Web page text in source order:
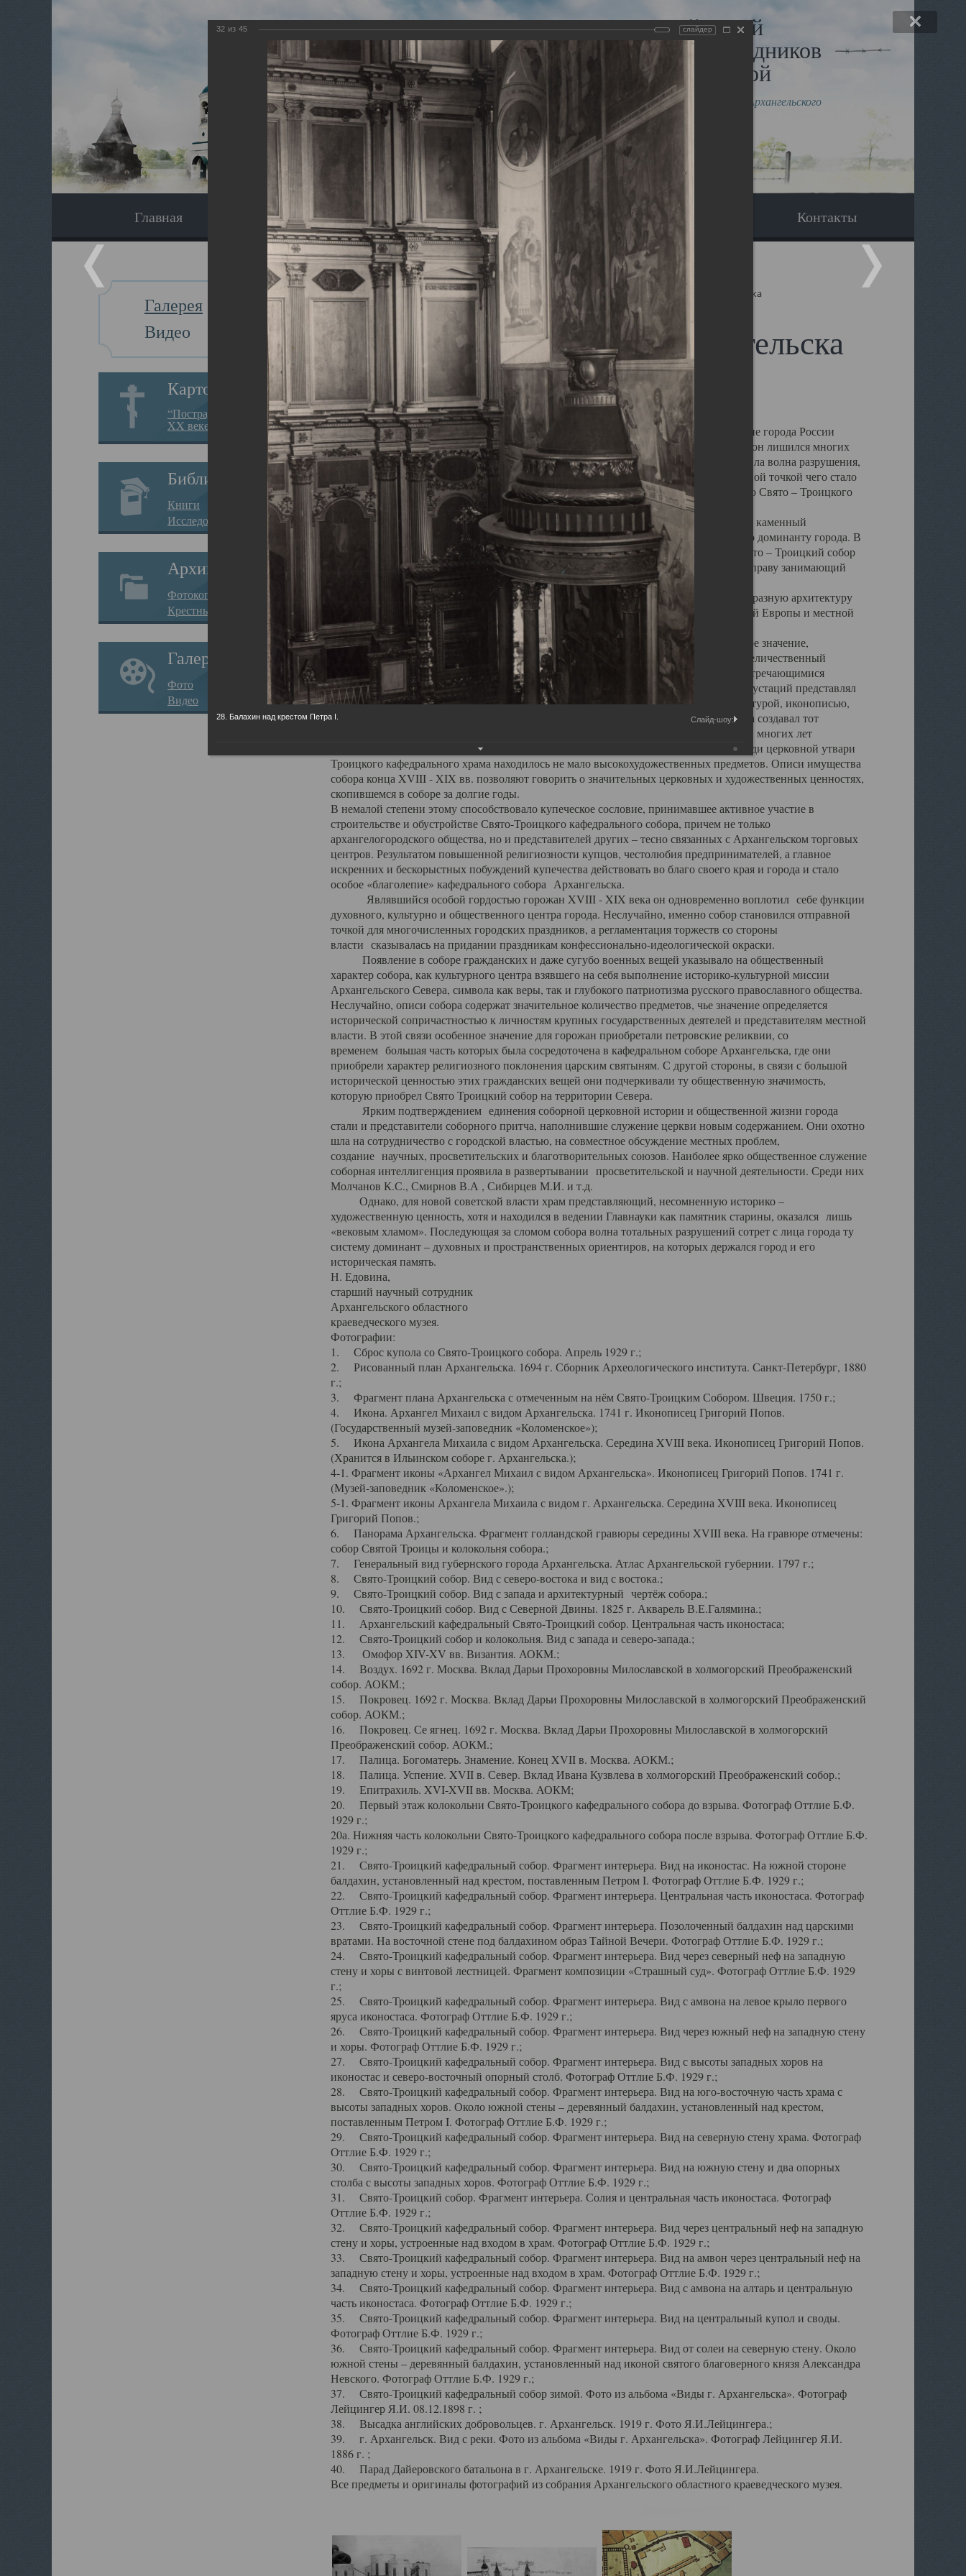
Виртуальный музей
Новомучеников и исповедников
Земли Архангельской
Сайт создан по благословлению митрополита Архангельского
и Холмогорского Даниила
Главная Экскурсия Наследники Вопрос-ответ Контакты
Галерея
Видео
Картотека
“Пострадавшие за веру в
XX веке на Севере”
Библиотека
Книги
Исследования
Архив
Фотокопии дел
Крестные ходы
Галерея
Фото
Видео
Главная Галерея Храмы-мученики Архангельска Свято-Троицкий собор Архангельска
Свято-Троицкий собор Архангельска
Свято-Троицкий собор Архангельска
23.12.2015
Сегодня мы можем говорить, что Архангельск в большей мере, чем другие губернские города России
пострадал от целенаправленных систематических разрушений, в результате которых он лишился многих
выдающихся памятников архитектуры. Больше всего по старому Архангельску ударила волна разрушения,
вызванная борьбой с религией, набравшая особую силу в конце 20 –х годов. Отправной точкой чего стало
разрушение православного центра архангельской губернии - ансамбля кафедрального Свято – Троицкого
собора Архангельска.
Возникнув в начале XVIII века в центре Архангельска, величественный каменный
двухэтажный Троицкий собор, сразу превратился в зрительную и градостроительную доминанту города. В
XVIII веке по масштабам ему не было равных на Севере. Вплоть до разрушения Свято – Троицкий собор
оставался самым высоким и значительным из городских строений Архангельска, по праву занимающий
второе место, после гостиных дворов, в градостроительной картине Архангельска.
Один из самых больших и светлых соборов России воплотил в себе яркую и своеобразную архитектуру
портового города с отраженными в ней архитектурными течениями России, Западной Европы и местной
архангелогородской школы церковного зодчества.
Масштабность, благолепие и богатство собора, вполне оправдывали его кафедральное значение,
заслуженно выделяя из многочисленных культовых построек города. Обширный и величественный
иконостас украшенный колоннами ионического стиля, с единственными нигде не встречающимися
царскими вратами, изящным фронтоном и множеством резных, символических инкрустаций представлял
собой поистине художественную ценность. В совокупности же с живописью, скульптурой, иконописью,
шитьем, многочисленными предметами церковной утвари интерьер Троицкого храма создавал тот
неповторимый красочный ансамбль декоративного убранства собора, на протяжении многих лет
поражающий воображение своих посетителей. В соборной ризнице, библиотеке, среди церковной утвари
Троицкого кафедрального храма находилось не мало высокохудожественных предметов. Описи имущества
собора конца XVIII - XIX вв. позволяют говорить о значительных церковных и художественных ценностях,
скопившемся в соборе за долгие годы.
В немалой степени этому способствовало купеческое сословие, принимавшее активное участие в
строительстве и обустройстве Свято-Троицкого кафедрального собора, причем не только
архангелогородского общества, но и представителей других – тесно связанных с Архангельском торговых
центров. Результатом повышенной религиозности купцов, честолюбия предпринимателей, а главное
искренних и бескорыстных побуждений купечества действовать во благо своего края и города и стало
особое «благолепие» кафедрального собора Архангельска.
Являвшийся особой гордостью горожан XVIII - XIX века он одновременно воплотил себе функции
духовного, культурно и общественного центра города. Неслучайно, именно собор становился отправной
точкой для многочисленных городских праздников, а регламентация торжеств со стороны
власти сказывалась на придании праздникам конфессионально-идеологической окраски.
Появление в соборе гражданских и даже сугубо военных вещей указывало на общественный
характер собора, как культурного центра взявшего на себя выполнение историко-культурной миссии
Архангельского Севера, символа как веры, так и глубокого патриотизма русского православного общества.
Неслучайно, описи собора содержат значительное количество предметов, чье значение определяется
исторической сопричастностью к личностям крупных государственных деятелей и представителям местной
власти. В этой связи особенное значение для горожан приобретали петровские реликвии, со
временем большая часть которых была сосредоточена в кафедральном соборе Архангельска, где они
приобрели характер религиозного поклонения царским святыням. С другой стороны, в связи с большой
исторической ценностью этих гражданских вещей они подчеркивали ту общественную значимость,
которую приобрел Свято Троицкий собор на территории Севера.
Ярким подтверждением единения соборной церковной истории и общественной жизни города
стали и представители соборного притча, наполнившие служение церкви новым содержанием. Они охотно
шла на сотрудничество с городской властью, на совместное обсуждение местных проблем,
создание научных, просветительских и благотворительных союзов. Наиболее ярко общественное служение
соборная интеллигенция проявила в развертывании просветительской и научной деятельности. Среди них
Молчанов К.С., Смирнов В.А , Сибирцев М.И. и т.д.
Однако, для новой советской власти храм представляющий, несомненную историко –
художественную ценность, хотя и находился в ведении Главнауки как памятник старины, оказался лишь
«вековым хламом». Последующая за сломом собора волна тотальных разрушений сотрет с лица города ту
систему доминант – духовных и пространственных ориентиров, на которых держался город и его
историческая память.
Н. Едовина,
старший научный сотрудник
Архангельского областного
краеведческого музея.
Фотографии:
1. Сброс купола со Свято-Троицкого собора. Апрель 1929 г.;
2. Рисованный план Архангельска. 1694 г. Сборник Археологического института. Санкт-Петербург, 1880
г.;
3. Фрагмент плана Архангельска с отмеченным на нём Свято-Троицким Собором. Швеция. 1750 г.;
4. Икона. Архангел Михаил с видом Архангельска. 1741 г. Иконописец Григорий Попов.
(Государственный музей-заповедник «Коломенское»);
5. Икона Архангела Михаила с видом Архангельска. Середина XVIII века. Иконописец Григорий Попов.
(Хранится в Ильинском соборе г. Архангельска.);
4-1. Фрагмент иконы «Архангел Михаил с видом Архангельска». Иконописец Григорий Попов. 1741 г.
(Музей-заповедник «Коломенское».);
5-1. Фрагмент иконы Архангела Михаила с видом г. Архангельска. Середина XVIII века. Иконописец
Григорий Попов.;
6. Панорама Архангельска. Фрагмент голландской гравюры середины XVIII века. На гравюре отмечены:
собор Святой Троицы и колокольня собора.;
7. Генеральный вид губернского города Архангельска. Атлас Архангельской губернии. 1797 г.;
8. Свято-Троицкий собор. Вид с северо-востока и вид с востока.;
9. Свято-Троицкий собор. Вид с запада и архитектурный чертёж собора.;
10. Свято-Троицкий собор. Вид с Северной Двины. 1825 г. Акварель В.Е.Галямина.;
11. Архангельский кафедральный Свято-Троицкий собор. Центральная часть иконостаса;
12. Свято-Троицкий собор и колокольня. Вид с запада и северо-запада.;
13. Омофор XIV-XV вв. Византия. АОКМ.;
14. Воздух. 1692 г. Москва. Вклад Дарьи Прохоровны Милославской в холмогорский Преображенский
собор. АОКМ.;
15. Покровец. 1692 г. Москва. Вклад Дарьи Прохоровны Милославской в холмогорский Преображенский
собор. АОКМ.;
16. Покровец. Се ягнец. 1692 г. Москва. Вклад Дарьи Прохоровны Милославской в холмогорский
Преображенский собор. АОКМ.;
17. Палица. Богоматерь. Знамение. Конец XVII в. Москва. АОКМ.;
18. Палица. Успение. XVII в. Север. Вклад Ивана Кузвлева в холмогорский Преображенский собор.;
19. Епитрахиль. XVI-XVII вв. Москва. АОКМ;
20. Первый этаж колокольни Свято-Троицкого кафедрального собора до взрыва. Фотограф Оттлие Б.Ф.
1929 г.;
20а. Нижняя часть колокольни Свято-Троицкого кафедрального собора после взрыва. Фотограф Оттлие Б.Ф.
1929 г.;
21. Свято-Троицкий кафедральный собор. Фрагмент интерьера. Вид на иконостас. На южной стороне
балдахин, установленный над крестом, поставленным Петром I. Фотограф Оттлие Б.Ф. 1929 г.;
22. Свято-Троицкий кафедральный собор. Фрагмент интерьера. Центральная часть иконостаса. Фотограф
Оттлие Б.Ф. 1929 г.;
23. Свято-Троицкий кафедральный собор. Фрагмент интерьера. Позолоченный балдахин над царскими
вратами. На восточной стене под балдахином образ Тайной Вечери. Фотограф Оттлие Б.Ф. 1929 г.;
24. Свято-Троицкий кафедральный собор. Фрагмент интерьера. Вид через северный неф на западную
стену и хоры с винтовой лестницей. Фрагмент композиции «Страшный суд». Фотограф Оттлие Б.Ф. 1929
г.;
25. Свято-Троицкий кафедральный собор. Фрагмент интерьера. Вид с амвона на левое крыло первого
яруса иконостаса. Фотограф Оттлие Б.Ф. 1929 г.;
26. Свято-Троицкий кафедральный собор. Фрагмент интерьера. Вид через южный неф на западную стену
и хоры. Фотограф Оттлие Б.Ф. 1929 г.;
27. Свято-Троицкий кафедральный собор. Фрагмент интерьера. Вид с высоты западных хоров на
иконостас и северо-восточный опорный столб. Фотограф Оттлие Б.Ф. 1929 г.;
28. Свято-Троицкий кафедральный собор. Фрагмент интерьера. Вид на юго-восточную часть храма с
высоты западных хоров. Около южной стены – деревянный балдахин, установленный над крестом,
поставленным Петром I. Фотограф Оттлие Б.Ф. 1929 г.;
29. Свято-Троицкий кафедральный собор. Фрагмент интерьера. Вид на северную стену храма. Фотограф
Оттлие Б.Ф. 1929 г.;
30. Свято-Троицкий кафедральный собор. Фрагмент интерьера. Вид на южную стену и два опорных
столба с высоты западных хоров. Фотограф Оттлие Б.Ф. 1929 г.;
31. Свято-Троицкий собор. Фрагмент интерьера. Солия и центральная часть иконостаса. Фотограф
Оттлие Б.Ф. 1929 г.;
32. Свято-Троицкий кафедральный собор. Фрагмент интерьера. Вид через центральный неф на западную
стену и хоры, устроенные над входом в храм. Фотограф Оттлие Б.Ф. 1929 г.;
33. Свято-Троицкий кафедральный собор. Фрагмент интерьера. Вид на амвон через центральный неф на
западную стену и хоры, устроенные над входом в храм. Фотограф Оттлие Б.Ф. 1929 г.;
34. Свято-Троицкий кафедральный собор. Фрагмент интерьера. Вид с амвона на алтарь и центральную
часть иконостаса. Фотограф Оттлие Б.Ф. 1929 г.;
35. Свято-Троицкий кафедральный собор. Фрагмент интерьера. Вид на центральный купол и своды.
Фотограф Оттлие Б.Ф. 1929 г.;
36. Свято-Троицкий кафедральный собор. Фрагмент интерьера. Вид от солеи на северную стену. Около
южной стены – деревянный балдахин, установленный над иконой святого благоверного князя Александра
Невского. Фотограф Оттлие Б.Ф. 1929 г.;
37. Свято-Троицкий кафедральный собор зимой. Фото из альбома «Виды г. Архангельска». Фотограф
Лейцингер Я.И. 08.12.1898 г. ;
38. Высадка английских добровольцев. г. Архангельск. 1919 г. Фото Я.И.Лейцингера.;
39. г. Архангельск. Вид с реки. Фото из альбома «Виды г. Архангельска». Фотограф Лейцингер Я.И.
1886 г. ;
40. Парад Дайеровского батальона в г. Архангельске. 1919 г. Фото Я.И.Лейцингера.
Все предметы и оригиналы фотографий из собрания Архангельского областного краеведческого музея.
32 из 45 слайдер
28. Балахин над крестом Петра I. Слайд-шоу: